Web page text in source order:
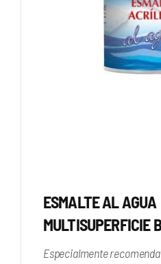
ESMALTE AL AGUA
MULTISUPERFICIE
Especialmente